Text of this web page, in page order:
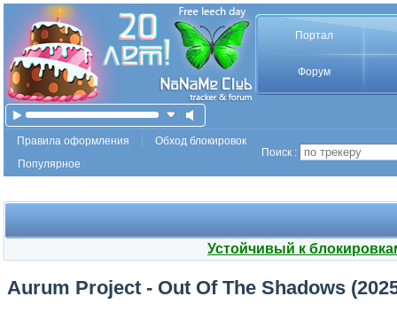
Портал
Форум
Правила оформления
Обход блокировок
Популярное
Поиск :
Устойчивый к
Aurum Project - Out Of The Shadows